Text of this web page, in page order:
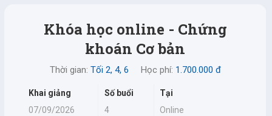
Khóa học online - Chứng
khoán Cơ bản
Thời gian: Tối 2, 4, 6 Học phí: 1.700.000 đ
Khai giảng
07/09/2026
Số buổi
4
Tại
Online